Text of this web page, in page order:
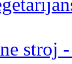
stroj